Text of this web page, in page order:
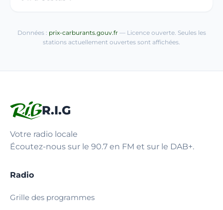
Données : prix-carburants.gouv.fr— Licence ouverte. Seules les
stations actuellement ouvertes sont affichées.
R.I.G
Votre radio locale
Écoutez-nous sur le 90.7 en FM et sur le DAB+.
Radio
Grille des programmes